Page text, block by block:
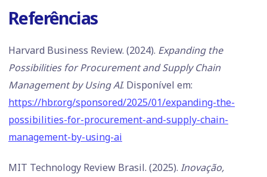
Referências
Harvard Business Review. (2024). Expanding the
Possibilities for Procurement and Supply Chain
Management by Using AI. Disponível em:
https://hbr.org/sponsored/2025/01/expanding-the-
possibilities-for-procurement-and-supply-chain-
management-by-using-ai
MIT Technology Review Brasil. (2025). Inovação,